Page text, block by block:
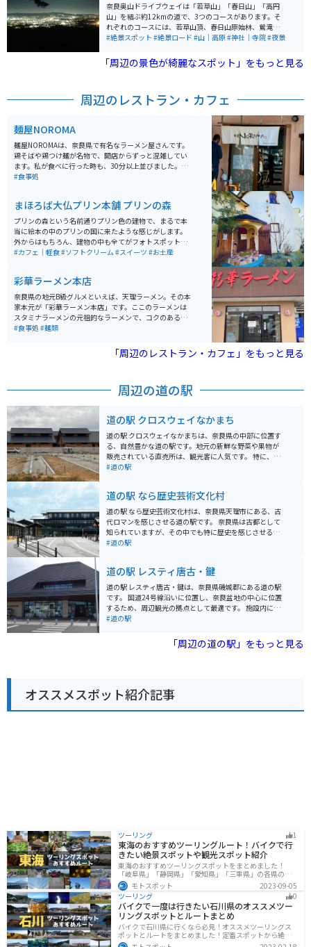
奈良奥山ドライブウェイは「若草山」「春日山」「高円
山」を結ぶ約12kmの道で、3つのコースがあります。そ
れぞれのコースには、若草山頂、春日山原始林、鶯滝な
どの観光スポットや眺望ポイントがあり、四季折々の美
景は圧巻で、新日本三大夜景の一つです。 山の中の道な
ので鹿などの野生動物にも出会えます。駐車スペースも
金は異なります。 【特徴】 新若草山コース: 若草山山頂
ース: 春日山原始林や鶯滝、石仏群などを楽しめ、一方通
行のルート。 高円山コース: 石仏ファンに人気。 【料
金】 新若草山コース: 二輪車380円、軽自動車530円、普
通車530円、マイクロバス1,320円、大型車2,120円。 奈
良奥山コース: 二輪車780円、軽自動車1,350円、小型自
動車1,760円、普通車1,860円、マイクロバス4,000円、
大型車5,310円。 高円山コース: 二輪車430円、軽自動車
640円、普通車640円、マイクロバス1,590円、大型車2,
540円。 ※最新情報は公式サイトを確認してください。
#絶景スポット #絶景ロード #山｜高原#神社｜寺院#夜景
「周辺の景色が綺麗なスポット」をもっと見る
周辺のレストラン・カフェ
麺屋NOROMA
麺屋NOROMAは、奈良県で有名なラーメン屋さんです。
鶏そばや鶏つけ麺が名物で、開店からずっと混雑してい
ます。私が食べに行った時も、30分以上並びました。味
は、めちゃくちゃ美味しいです！！今まで食べてきた中
#食事処
まほろば大仏プリン本舗 プリンの森
プリンの森という名前通りプリン色の建物で、まるで本
当に絵本の中のプリンの国に来たような感じがします。
外からはもちろん、建物の中も全てがフォトスポット
で、SNS映えは間違えなし。もちろん味も美味しく、プ
#カフェ｜軽食#ソフトクリーム#スイーツ #お土産
彩華ラーメン本店
奈良県の地元B級グルメといえば、天理ラーメン。その本
家本元が「彩華ラーメン本店」です。ここのラーメンは
スタミナラーメンの元祖的なラーメンで、コクのある醤
油風味のスープに大量の白菜、ニラ、豚肉などが載って
です。テーブルにはラージャン、ニンニクが常備されて
おり、お好みに合わせて味を調整出来ます。
#食事処 #麺類
「周辺のレストラン・カフェ」をもっと見る
周辺の道の駅
道の駅 クロスウェイなかまち
道の駅 クロスウェイなかまちは、奈良県の中部に位置す
る、自然豊かな道の駅です。地元の新鮮な野菜や果物が
販売されている直売所は、観光客に人気です。 特に、奈
良県産のブランドイチゴ「あすかルビー」や「古都華」
の駅周辺には、歴史的な寺院や美しい自然を楽しめるス
ポットが点在しているので、ツーリングの拠点としても
最適です。
#道の駅
道の駅 なら歴史芸術文化村
道の駅 なら歴史芸術文化村は、奈良県天理市にある、古
代ロマンを感じさせる道の駅です。 奈良県は古都として
知られていますが、その中でも特に歴史を感じさせる展
示やイベントが盛りだくさんです。 古代の衣装を着て写
材をふんだんに使った料理を味わうことができます。 お
土産には、奈良県の名産品である奈良漬けや、柿の葉寿
司などがおすすめです。 バイクで訪れる際は、広々とし
た駐車場があるので安心です。 道の駅 なら歴史芸術文化
村は、歴史好きにはたまらないスポットです。 古代への
#道の駅
道の駅 レスティ唐古・鍵
道の駅 レスティ唐古・鍵は、奈良県磯城郡にある道の駅
です。 国道24号線沿いに位置し、奈良盆地の中心に位置
するため、周辺観光の拠点として最適です。 施設内に
は、地元の新鮮な野菜や果物を販売する農産物直売所
ナーなどがあります。 また、併設されている唐古・鍵遺
跡史跡公園は、弥生時代の大規模な環濠集落跡であり、
で、ツーリングの拠点としてもおすすめです。 【おすす
めポイント】 * 奈良県産の新鮮な野菜や果物が購入でき
る * 弥生時代の歴史に触れることができる * バイク駐車
#道の駅
「周辺の道の駅」をもっと見る
オススメスポット紹介記事
ツーリング 1
東海のおすすめツーリングルート！バイクで行
きたい絶景スポットや観光スポット紹介
東海のおすすめツーリングスポットをまとめました！
「岐阜県」「静岡県」「愛知県」「三重県」の各県の観
光地紹介します。自然豊かな山々や湖、温泉地が点在
し、四季折々の景色を楽しめるスポットが多数ありま
す。バイクで東海にツーリングに行く際は参考にしてく
ださい。
モトスポット
2023-09-05
ツーリング
0
バイクで一度は行きたい石川県のオススメツー
リングスポットとルートまとめ
バイクで石川県に行くなら必見！オススメツーリングス
ポットとルートをまとめました！定番スポットから絶景
スポット、温泉、海、グルメなど様々なジャンルで楽し